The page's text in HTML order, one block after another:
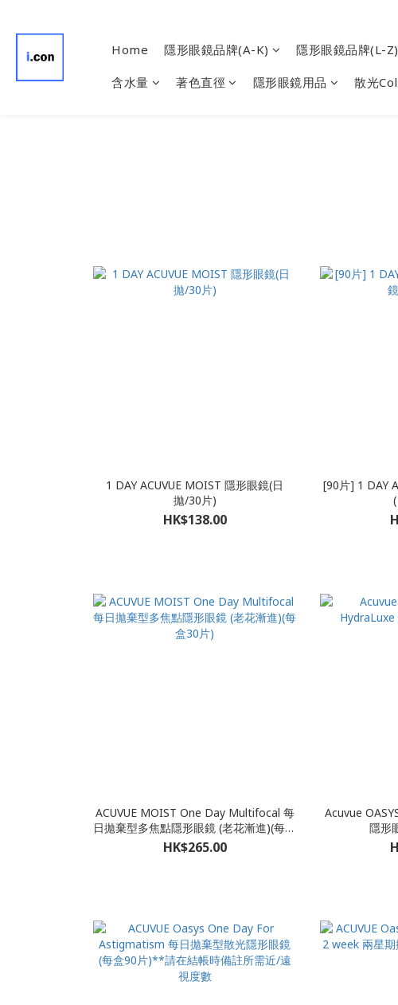
Home 隱形眼鏡品牌(A-K) 隱形眼鏡品牌(L-Z)
含水量 著色直徑 隱形眼鏡用品 散光
1 DAY ACUVUE MOIST 隱形眼鏡(日
拋/30片)
HK$138.00
[90片] 1 DAY
ACUVUE MOIST One Day Multifocal 每
日拋棄型多焦點隱形眼鏡 (老花漸進)(每盒
30片)
HK$265.00
Acuvue
隱形